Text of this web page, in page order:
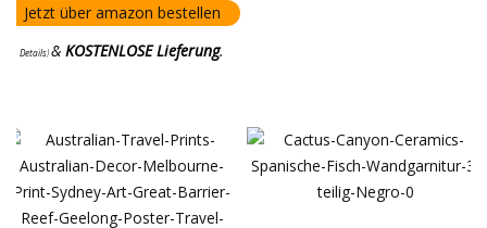
Jetzt über amazon bestellen
Details)& KOSTENLOSE Lieferung.